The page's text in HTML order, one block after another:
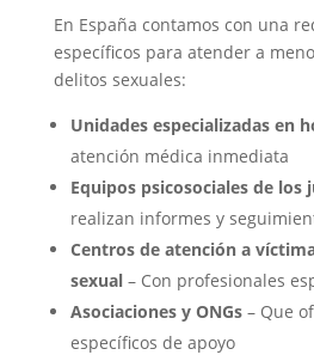
En España contamos con una
específicos para atender a
delitos sexuales:
Unidades especializadas en
atención médica inmediata
Equipos psicosociales de los
realizan informes y
Centros de atención a
sexual– Con profesionales
Asociaciones y ONGs– Que
específicos de apoyo